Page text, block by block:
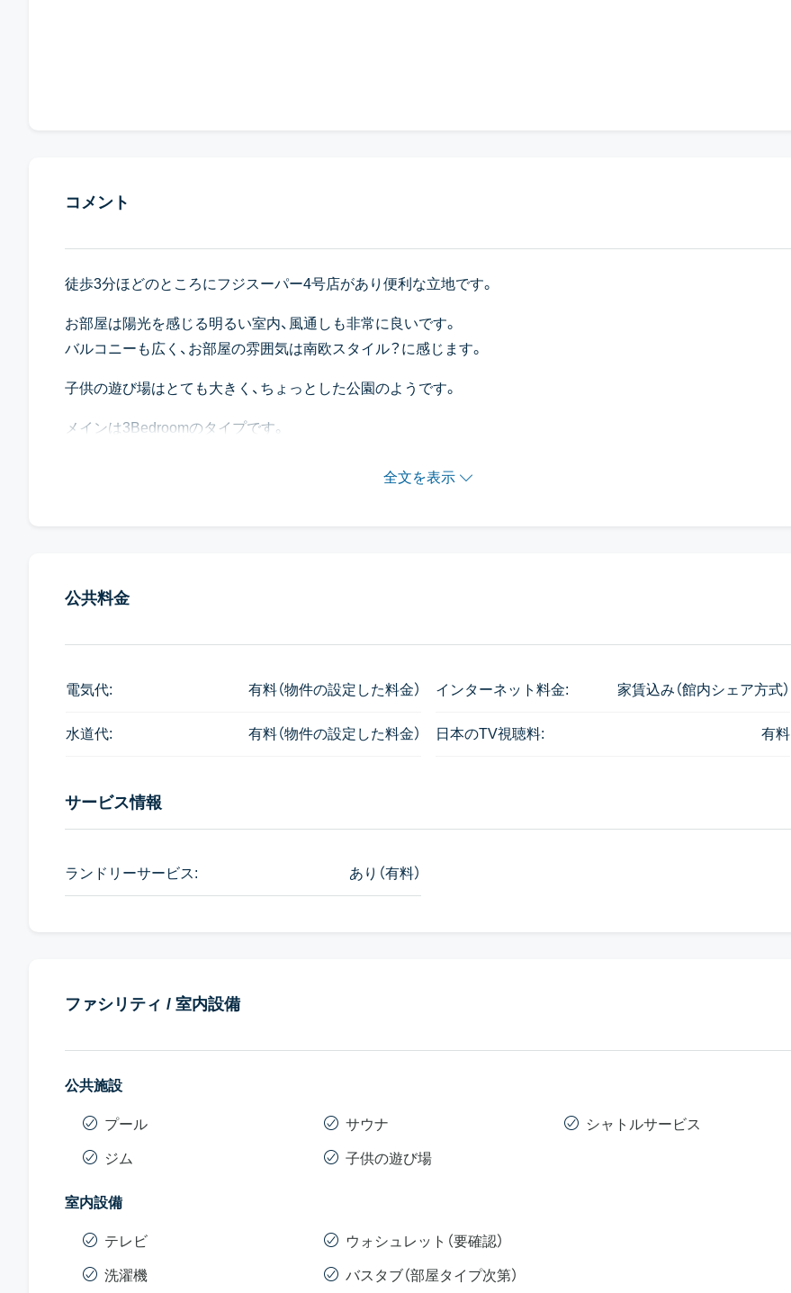
コメント
徒歩3分ほどのところにフジスーパー4号店があり便利な立地です。
お部屋は陽光を感じる明るい室内、風通しも非常に良いです。
バルコニーも広く、お部屋の雰囲気は南欧スタイル？に感じます。
子供の遊び場はとても大きく、ちょっとした公園のようです。
メインは3Bedroomのタイプです。
全文を表示
公共料金
電気代: 有料（物件の設定した料金）
水道代: 有料（物件の設定した料金）
インターネット料金: 家賃込み（館内シェア方式）
日本のTV視聴料: 有料
サービス情報
ランドリーサービス: あり（有料）
ファシリティ / 室内設備
公共施設
プール
ジム
サウナ
子供の遊び場
シャトルサービス
室内設備
テレビ
洗濯機
ウォシュレット（要確認）
バスタブ（部屋タイプ次第）